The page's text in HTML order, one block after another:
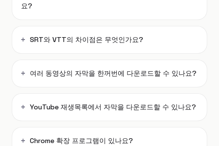
요?
SRT와 VTT의 차이점은 무엇인가요?
여러 동영상의 자막을 한꺼번에 다운로드할 수 있나요?
YouTube 재생목록에서 자막을 다운로드할 수 있나요?
Chrome 확장 프로그램이 있나요?